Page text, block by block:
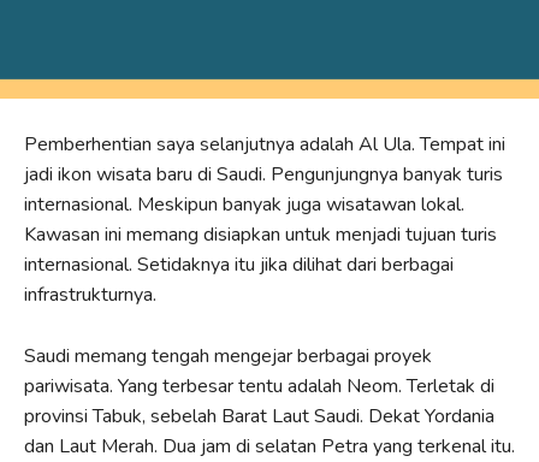
Pemberhentian saya selanjutnya adalah Al Ula. Tempat ini
jadi ikon wisata baru di Saudi. Pengunjungnya banyak turis
internasional. Meskipun banyak juga wisatawan lokal.
Kawasan ini memang disiapkan untuk menjadi tujuan turis
internasional. Setidaknya itu jika dilihat dari berbagai
infrastrukturnya.
Saudi memang tengah mengejar berbagai proyek
pariwisata. Yang terbesar tentu adalah Neom. Terletak di
provinsi Tabuk, sebelah Barat Laut Saudi. Dekat Yordania
dan Laut Merah. Dua jam di selatan Petra yang terkenal itu.